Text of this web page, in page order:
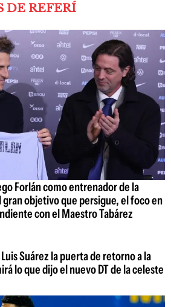
DE REFERÍ
Forlán como entrenador de la
objetivo que persigue, el foco en
con el Maestro Tabárez
Suárez la puerta de retorno a la
lo que dijo el nuevo DT de la celeste